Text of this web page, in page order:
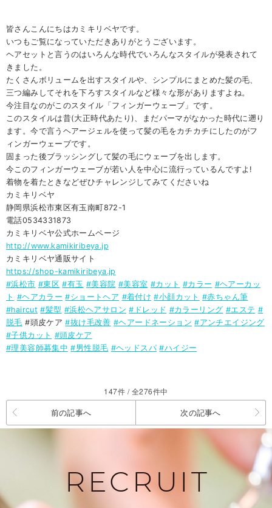
皆さんこんにちはカミキリベヤです。
いつもご覧になっていただきありがとうございます。
ヘアセットと言うのはいろんな時代でいろんなスタイルが発表されて
きました。
たくさんボリュームを出すスタイルや、シンプルにまとめた髪の毛、
三つ編みしてそれを下ろすスタイルなど様々な形がありますよね。
今注目なのがこのスタイル「フィンガーウェーブ」です。
このスタイルは昔(大正時代あたり)、まだパーマがなかった時代に遡り
ます。今で言うヘアージェルを使って髪の毛をカチカチにしたのがフ
ィンガーウェーブです。
固まった後ブラッシングして髪の毛にウェーブを出します。
今このフィンガーウェーブが若い人を中心に流行っているんですよ!
着物を着たときなどぜひチャレンジしてみてくださいね
カミキリベヤ
静岡県浜松市東区有玉南町872-1
電話0534331873
カミキリベヤ公式ホームページ
http://www.kamikiribeya.jp
カミキリベヤ通販サイト
https://shop-kamikiribeya.jp
#浜松市 #東区 #有玉 #美容院 #美容室 #カット #カラー #ヘアーカッ
ト #ヘアカラー #ショートヘア #着付け #小顔カット #赤ちゃん筆
#haircut #髪型 #浜松ヘアサロン #ドレッド #カラーリング #エステ #
脱毛 #頭皮ケア#抜け毛改善 #ヘアードネーション #アンチエイジング
#子供カット #頭皮ケア
#理美容師募集中 #男性脱毛 #ヘッドスパ #ハイジー
147件 / 全276件中
前の記事へ 次の記事へ
RECRUIT